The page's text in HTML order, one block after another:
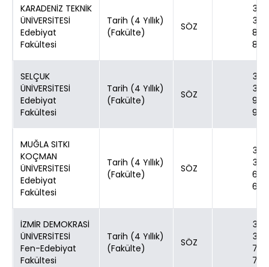
KARADENİZ TEKNİK
ÜNİVERSİTESİ
Edebiyat
Fakültesi
Tarih (4 Yıllık)
(Fakülte)
SÖZ
30
30
80
80
SELÇUK
ÜNİVERSİTESİ
Edebiyat
Fakültesi
Tarih (4 Yıllık)
(Fakülte)
SÖZ
30
30
90
90
MUĞLA SITKI
KOÇMAN
ÜNİVERSİTESİ
Edebiyat
Fakültesi
Tarih (4 Yıllık)
(Fakülte)
SÖZ
30
30
60
60
İZMİR DEMOKRASİ
ÜNİVERSİTESİ
Fen-Edebiyat
Fakültesi
Tarih (4 Yıllık)
(Fakülte)
SÖZ
30
30
70
70